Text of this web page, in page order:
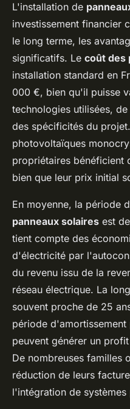
L'installation de
investissement financier
le long terme, les
significatifs. Le coût des
installation standard en
000 €, bien qu'il puisse
technologies utilisées,
des spécificités du
photovoltaïques
propriétaires bénéficient
bien que leur prix initial
En moyenne, la période
panneaux solaires est
tient compte des
d'électricité par
du revenu issu de la
réseau électrique. La
souvent proche de 25
période
peuvent générer un
De nombreuses familles
réduction de leurs
l'intégration de